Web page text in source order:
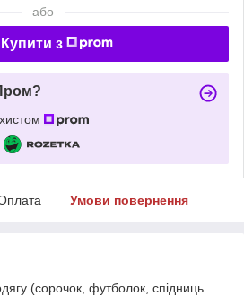
або
Купити з
Умови повернення
(сорочок, футболок, спідниць